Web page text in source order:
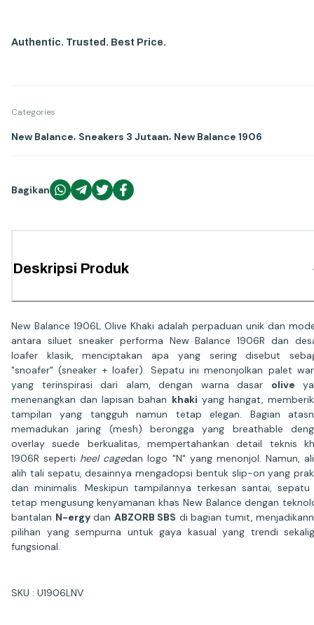
Authentic. Trusted. Best Price.
Categories
New Balance, Sneakers 3 Jutaan, New Balance 1906
Bagikan
Deskripsi Produk
New Balance 1906L Olive Khaki adalah perpaduan unik dan
antara siluet sneaker performa New Balance 1906R dan
loafer klasik, menciptakan apa yang sering disebut
"snoafer" (sneaker + loafer). Sepatu ini menonjolkan palet
yang terinspirasi dari alam, dengan warna dasar olive
menenangkan dan lapisan bahan khaki yang hangat,
tampilan yang tangguh namun tetap elegan. Bagian
memadukan jaring (mesh) berongga yang breathable
overlay suede berkualitas, mempertahankan detail teknis
1906R seperti heel cagedan logo "N" yang menonjol. Namun,
alih tali sepatu, desainnya mengadopsi bentuk slip-on yang
dan minimalis. Meskipun tampilannya terkesan santai, sepatu
tetap mengusung kenyamanan khas New Balance dengan
bantalan N-ergydan ABZORB SBS di bagian tumit,
pilihan yang sempurna untuk gaya kasual yang trendi
fungsional.
SKU : U1906LNV